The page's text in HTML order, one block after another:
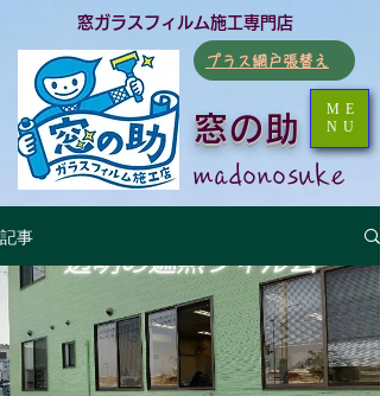
窓の助
​窓ガラスフィルム施工専門店
​madonosuke
​プラス網戸張替え
ME
NU
記事